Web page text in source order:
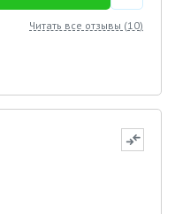
Читать все отзывы (10)